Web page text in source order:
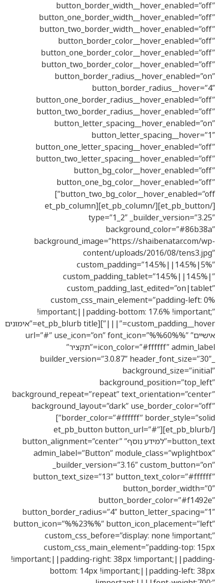
button_border_width__hover_enabled=”off”
button_one_border_width__hover_enabled=”off”
button_two_border_width__hover_enabled=”off”
button_border_color__hover_enabled=”off”
button_one_border_color__hover_enabled=”off”
button_two_border_color__hover_enabled=”off”
button_border_radius__hover_enabled=”on”
button_border_radius__hover=”4″
button_one_border_radius__hover_enabled=”off”
button_two_border_radius__hover_enabled=”off”
button_letter_spacing__hover_enabled=”on”
button_letter_spacing__hover=”1″
button_one_letter_spacing__hover_enabled=”off”
button_two_letter_spacing__hover_enabled=”off”
button_bg_color__hover_enabled=”off”
button_one_bg_color__hover_enabled=”off”
button_two_bg_color__hover_enabled=”off”]
[/et_pb_button][/et_pb_column][et_pb_column
type=”1_2″ _builder_version=”3.25″
background_color=”#86b38a”
background_image=”https://shaibenatar.com/wp-
content/uploads/2016/08/tens3.jpg”
custom_padding=”14.5%||14.5%|5%”
custom_padding_tablet=”14.5%||14.5%|”
custom_padding_last_edited=”on|tablet”
custom_css_main_element=”padding-left: 0%
!important;||padding-bottom: 17.6% !important;”
custom_padding__hover=”|||”][et_pb_blurb title=”אימונים
אישיים” url=”#” use_icon=”on” font_icon=”%%60%%”
icon_color=”#ffffff” admin_label=”תקציר”
_builder_version=”3.0.87″ header_font_size=”30″
background_size=”initial”
background_position=”top_left”
background_repeat=”repeat” text_orientation=”center”
background_layout=”dark” use_border_color=”off”
border_color=”#ffffff” border_style=”solid”]
[/et_pb_blurb][et_pb_button button_url=”#”
button_text=”למידע נוסף” button_alignment=”center”
admin_label=”Button” module_class=”wplightbox”
_builder_version=”3.16″ custom_button=”on”
button_text_size=”13″ button_text_color=”#ffffff”
button_border_width=”0″
button_border_color=”#f1492e”
button_border_radius=”4″ button_letter_spacing=”1″
button_icon=”%%23%%” button_icon_placement=”left”
custom_css_before=”display: none !important;”
custom_css_main_element=”padding-top: 15px
!important;||padding-right: 38px !important;||padding-
bottom: 14px !important;||padding-left: 38px